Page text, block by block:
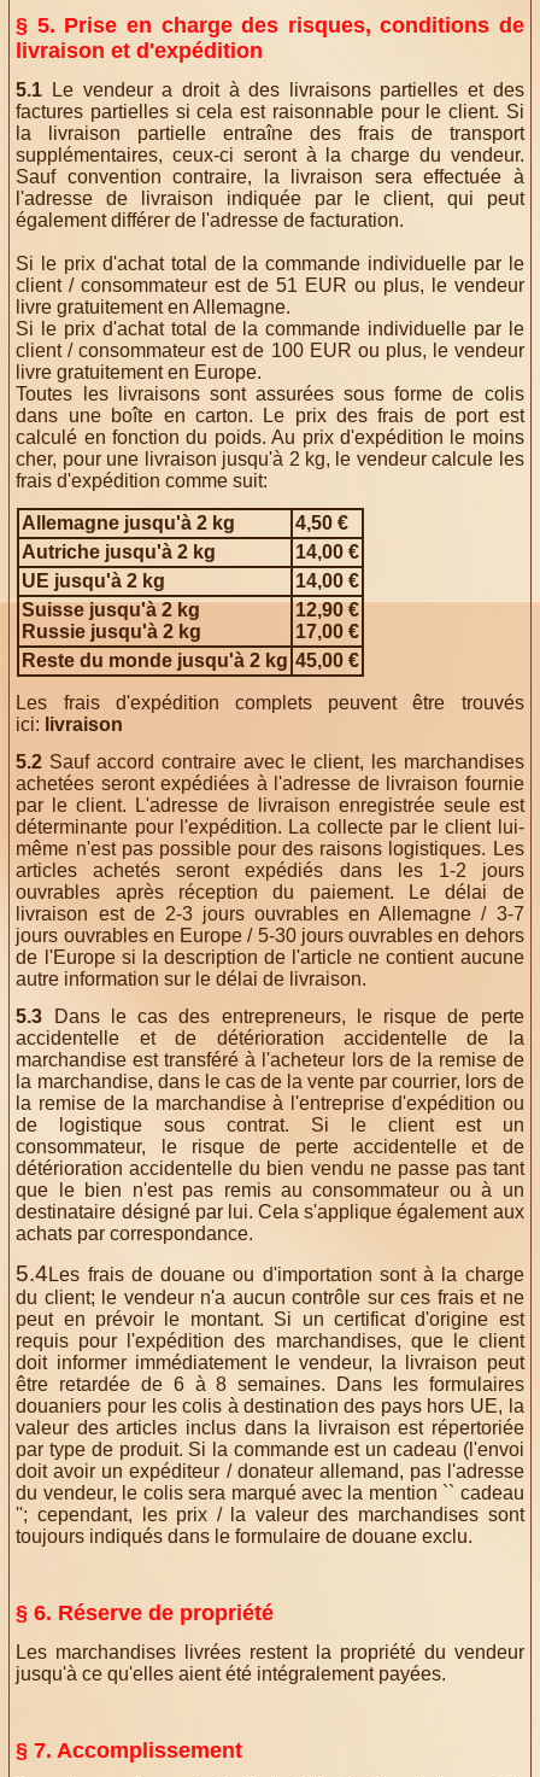
§ 5. Prise en charge des risques, conditions de
livraison et d'expédition
5.1
Le vendeur a droit à des livraisons partielles et des
factures partielles si cela est raisonnable pour le client. Si
la livraison partielle entraîne des frais de transport
supplémentaires, ceux-ci seront à la charge du vendeur.
Sauf convention contraire, la livraison sera effectuée à
l'adresse de livraison indiquée par le client, qui peut
également différer de l'adresse de facturation.
Si le prix d'achat total de la commande individuelle par le
client / consommateur est de 51 EUR ou plus, le vendeur
livre gratuitement en Allemagne.
Si le prix d'achat total de la commande individuelle par le
client / consommateur est de 100 EUR ou plus, le vendeur
livre gratuitement en Europe.
Toutes les livraisons sont assurées sous forme de colis
dans une boîte en carton. Le prix des frais de port est
calculé en fonction du poids. Au prix d'expédition le moins
cher, pour une livraison jusqu'à 2 kg, le vendeur calcule les
frais d'expédition comme suit:
Allemagne jusqu'à 2 kg
4,50 €
Autriche jusqu'à 2 kg
14,00 €
UE jusqu'à 2 kg
14,00 €
Suisse jusqu'à 2 kg
Russie jusqu'à 2 kg
12,90 €
17,00 €
Reste du monde jusqu'à 2 kg 45,00 €
Les frais d'expédition complets peuvent être trouvés
ici: livraison
5.2 Sauf accord contraire avec le client, les marchandises
achetées seront expédiées à l'adresse de livraison fournie
par le client. L'adresse de livraison enregistrée seule est
déterminante pour l'expédition. La collecte par le client lui-
même n'est pas possible pour des raisons logistiques. Les
articles achetés seront expédiés dans les 1-2 jours
ouvrables après réception du paiement. Le délai de
livraison est de 2-3 jours ouvrables en Allemagne / 3-7
jours ouvrables en Europe / 5-30 jours ouvrables en dehors
de l'Europe si la description de l'article ne contient aucune
autre information sur le délai de livraison.
5.3 Dans le cas des entrepreneurs, le risque de perte
accidentelle et de détérioration accidentelle de la
marchandise est transféré à l'acheteur lors de la remise de
la marchandise, dans le cas de la vente par courrier, lors de
la remise de la marchandise à l'entreprise d'expédition ou
de logistique sous contrat. Si le client est un
consommateur, le risque de perte accidentelle et de
détérioration accidentelle du bien vendu ne passe pas tant
que le bien n'est pas remis au consommateur ou à un
destinataire désigné par lui. Cela s'applique également aux
achats par correspondance.
5.4 Les frais de douane ou d'importation sont à la charge
du client; le vendeur n'a aucun contrôle sur ces frais et ne
peut en prévoir le montant. Si un certificat d'origine est
requis pour l'expédition des marchandises, que le client
doit informer immédiatement le vendeur, la livraison peut
être retardée de 6 à 8 semaines. Dans les formulaires
douaniers pour les colis à destination des pays hors UE, la
valeur des articles inclus dans la livraison est répertoriée
par type de produit. Si la commande est un cadeau (l'envoi
doit avoir un expéditeur / donateur allemand, pas l'adresse
du vendeur, le colis sera marqué avec la mention `` cadeau
''; cependant, les prix / la valeur des marchandises sont
toujours indiqués dans le formulaire de douane exclu.
§ 6. Réserve de propriété
Les marchandises livrées restent la propriété du vendeur
jusqu'à ce qu'elles aient été intégralement payées.
§ 7. Accomplissement